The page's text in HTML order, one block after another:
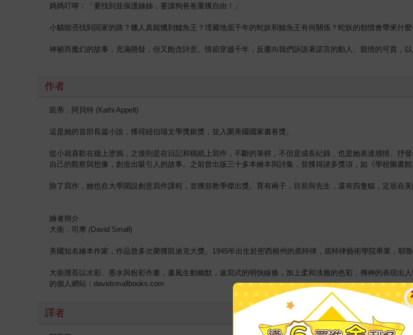
媽媽叮嚀：「要找到並保護姊姊，要讓狗爸爸重獲自由！」
小貓能否找到回家的路？獵人真能獵到鱷魚王？埋藏地底千年的蛇妖和鱷魚王有何關係？蛇妖的怨憤會帶來什
神祕而魔幻的故事，充滿懸疑，但又飽含詩意。情節穿越千年，反覆向我們訴說著諾言的動人、親情的可貴，以
作者
凱蒂．阿貝特 (Kathi Appelt)
這是她的首部長篇小說，獲得紐伯瑞文學獎銀獎，並入圍美國國家書卷獎。
從小就喜歡在牆上塗鴉，之後則是在日記和稿紙上寫作，不斷的筆耕，不但是成長紀錄，也是她表達感情、抒
自己的觀察與想像，創造出吸引人的故事。之前曾出版三十多本繪本與詩集，並獲得諸多獎項，如《學校圖書館
除了寫作，她也在大學開設創意寫作課程，並獲頒教學傑出獎。育有兩子，目前與先生，還有四隻貓，定居在
繪者簡介
大衛．司摩 (David Small)
美國知名繪本作家，作品曾多次榮獲凱迪克大獎。1945年出生於密西根州的底特律，底特律藝術學院畢業，耶魯
大衛擅長以水彩、墨水與粉彩作畫，畫風生動幽默，速寫式的明快線條，加上柔和淡雅的色彩，傳神的表現出
的個人網站：davidsmallbooks.com
譯者